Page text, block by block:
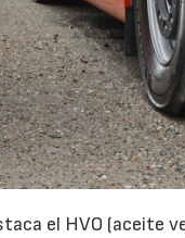
el HVO (aceite